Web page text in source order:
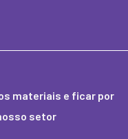
materiais e ficar por
setor